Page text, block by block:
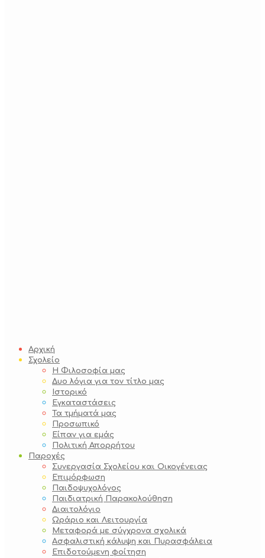
Αρχική
Σχολείο
Η Φιλοσοφία μας
Δυο λόγια για τον τίτλο μας
Ιστορικό
Εγκαταστάσεις
Τα τμήματά μας
Προσωπικό
Είπαν για εμάς
Πολιτική Απορρήτου
Παροχές
Συνεργασία Σχολείου και Οικογένειας
Επιμόρφωση
Παιδοψυχολόγος
Παιδιατρική Παρακολούθηση
Διαιτολόγιο
Ωράριο και Λειτουργία
Μεταφορά με σύγχρονα σχολικά
Ασφαλιστική κάλυψη και Πυρασφάλεια
Επιδοτούμενη φοίτηση